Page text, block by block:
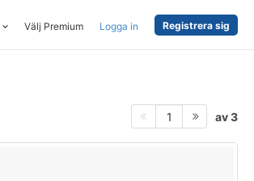
Välj Premium Logga in Registrera sig
1 av 3